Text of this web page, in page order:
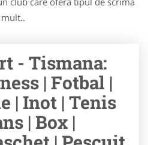
- Tismana:
| Fotbal |
| Inot | Tenis
| Box |